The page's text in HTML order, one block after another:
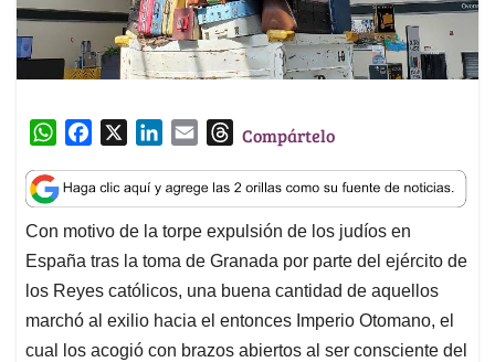
W
a
t
s
A
p
p
c
e
b
o
o
k
n
k
e
d
I
n
a
i
l
T
r
e
a
d
s
Compártelo
Con motivo de la torpe expulsión de los judíos en
España tras la toma de Granada por parte del ejército de
los Reyes católicos, una buena cantidad de aquellos
marchó al exilio hacia el entonces Imperio Otomano, el
cual los acogió con brazos abiertos al ser consciente del